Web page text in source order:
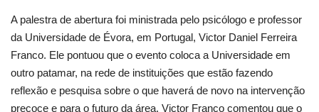
A palestra de abertura foi ministrada pelo psicólogo e professor
da Universidade de Évora, em Portugal, Victor Daniel Ferreira
Franco. Ele pontuou que o evento coloca a Universidade em
outro patamar, na rede de instituições que estão fazendo
reflexão e pesquisa sobre o que haverá de novo na intervenção
precoce e para o futuro da área. Victor Franco comentou que o